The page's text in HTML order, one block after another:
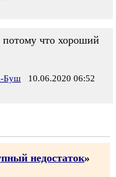
потому что хороший
Буш 10.06.2020 06:52
недостаток»